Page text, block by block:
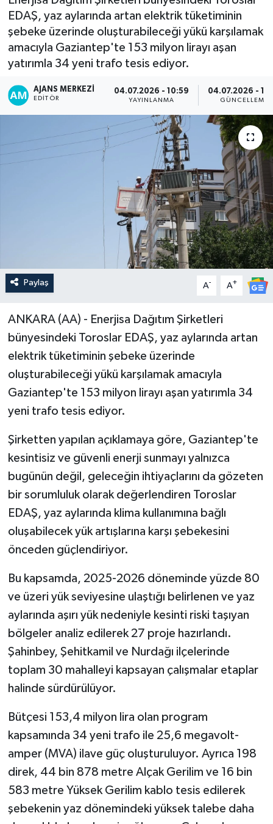
EDAŞ, yaz aylarında artan elektrik tüketiminin
şebeke üzerinde oluşturabileceği yükü karşılamak
amacıyla Gaziantep'te 153 milyon lirayı aşan
yatırımla 34 yeni trafo tesis ediyor.
AJANS MERKEZI
EDITÖR
04.07.2026 - 10:59
YAYINLANMA
04.07.2026 -
GÜNCELLEME
Paylaş A- A+
ANKARA (AA) - Enerjisa Dağıtım Şirketleri
bünyesindeki Toroslar EDAŞ, yaz aylarında artan
elektrik tüketiminin şebeke üzerinde
oluşturabileceği yükü karşılamak amacıyla
Gaziantep'te 153 milyon lirayı aşan yatırımla 34
yeni trafo tesis ediyor.
Şirketten yapılan açıklamaya göre, Gaziantep'te
kesintisiz ve güvenli enerji sunmayı yalnızca
bugünün değil, geleceğin ihtiyaçlarını da gözeten
bir sorumluluk olarak değerlendiren Toroslar
EDAŞ, yaz aylarında klima kullanımına bağlı
oluşabilecek yük artışlarına karşı şebekesini
önceden güçlendiriyor.
Bu kapsamda, 2025-2026 döneminde yüzde 80
ve üzeri yük seviyesine ulaştığı belirlenen ve yaz
aylarında aşırı yük nedeniyle kesinti riski taşıyan
bölgeler analiz edilerek 27 proje hazırlandı.
Şahinbey, Şehitkamil ve Nurdağı ilçelerinde
toplam 30 mahalleyi kapsayan çalışmalar etaplar
halinde sürdürülüyor.
Bütçesi 153,4 milyon lira olan program
kapsamında 34 yeni trafo ile 25,6 megavolt-
amper (MVA) ilave güç oluşturuluyor. Ayrıca 198
direk, 44 bin 878 metre Alçak Gerilim ve 16 bin
583 metre Yüksek Gerilim kablo tesis edilerek
şebekenin yaz dönemindeki yüksek talebe daha